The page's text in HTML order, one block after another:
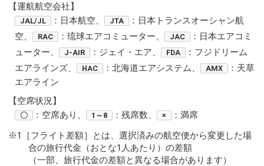
【運航航空会社】
JAL/JL ：日本航空、 JTA
：日本トランスオーシャン航
空、
RAC ：琉球エアコミューター、 JAC
：日本エアコミ
ューター、
J-AIR ：ジェイ・エア、 FDA
：フジドリーム
エアラインズ、
HAC ：北海道エアシステム、 AMX
：天草
エアライン
【空席状況】
〇 ：空席あり、 1～8 ：残席数、 ×
：満席
※1［フライト差額］とは、選択済みの航空便から変更した場
合の旅行代金（おとな1人あたり）の差額
（一部、旅行代金の差額と異なる場合があります）